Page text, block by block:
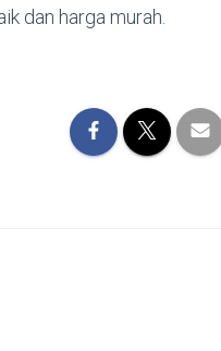
dan harga murah.